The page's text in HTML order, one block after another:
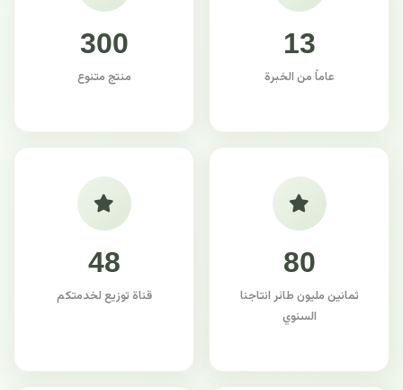
13
عاماً من الخبرة
300
منتج متنوع
80
ثمانين مليون طائر انتاجنا
السنوي
48
قناة توزيع لخدمتكم